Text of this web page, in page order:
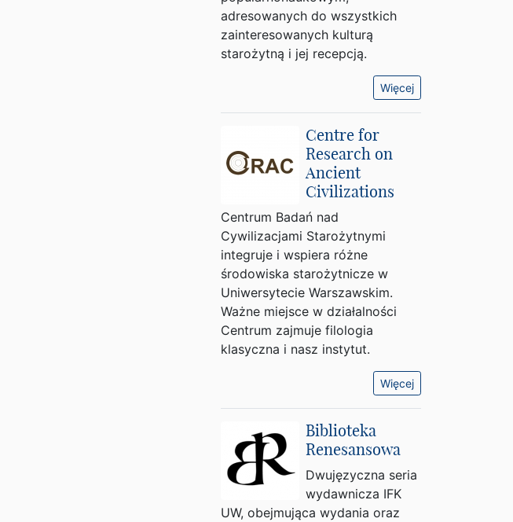
adresowanych do wszystkich
zainteresowanych kulturą
starożytną i jej recepcją.
Więcej
Centre for
Research on
Ancient
Civilizations
Centrum Badań nad
Cywilizacjami Starożytnymi
integruje i wspiera różne
środowiska starożytnicze w
Uniwersytecie Warszawskim.
Ważne miejsce w działalności
Centrum zajmuje filologia
klasyczna i nasz instytut.
Więcej
Biblioteka
Renesansowa
Dwujęzyczna seria
wydawnicza IFK
UW, obejmująca wydania oraz